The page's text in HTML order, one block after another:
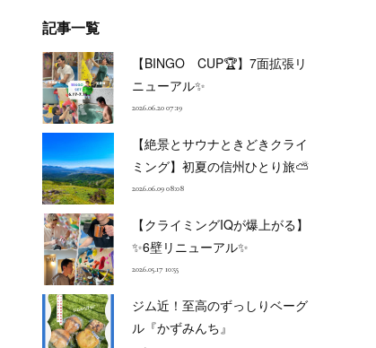
記事一覧
【BINGO CUP🏆】7面拡張リ
ニューアル✨
2026.06.20 07:19
【絶景とサウナときどきクライ
ミング】初夏の信州ひとり旅⛅
2026.06.09 08:08
【クライミングIQが爆上がる】
✨6壁リニューアル✨
2026.05.17 10:55
ジム近！至高のずっしりベーグ
ル『かずみんち』